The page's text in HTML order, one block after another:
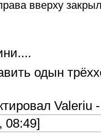
вверху
одын
Valeriu
08:49]